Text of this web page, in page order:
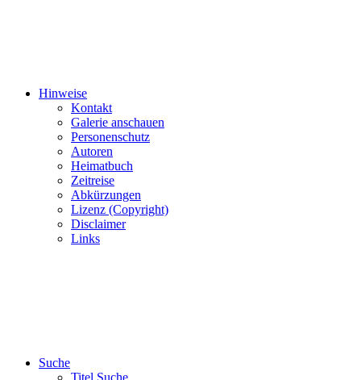
Hinweise
Kontakt
Galerie anschauen
Personenschutz
Autoren
Heimatbuch
Zeitreise
Abkürzungen
Lizenz (Copyright)
Disclaimer
Links
Suche
Titel Suche